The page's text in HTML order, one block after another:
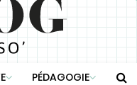
PÉDAGOGIE